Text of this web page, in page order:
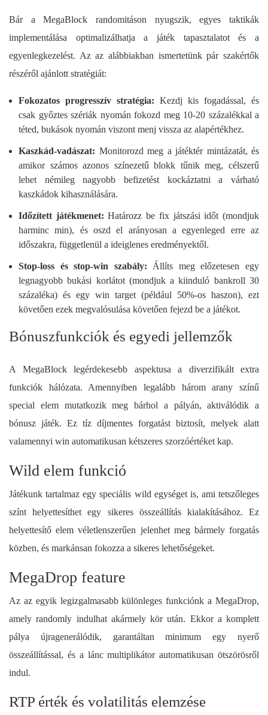
Bár a MegaBlock randomitáson nyugszik, egyes taktikák
implementálása optimalizálhatja a játék tapasztalatot és a
egyenlegkezelést. Az az alábbiakban ismertetünk pár szakértők
részéről ajánlott stratégiát:
Fokozatos progresszív stratégia: Kezdj kis fogadással, és
csak győztes szériák nyomán fokozd meg 10-20 százalékkal a
téted, bukások nyomán viszont menj vissza az alapértékhez.
Kaszkád-vadászat: Monitorozd meg a játéktér mintázatát, és
amikor számos azonos színezetű blokk tűnik meg, célszerű
lehet némileg nagyobb befizetést kockáztatni a várható
kaszkádok kihasználására.
Időzített játékmenet: Határozz be fix játszási időt (mondjuk
harminc min), és oszd el arányosan a egyenleged erre az
időszakra, függetlenül a ideiglenes eredményektől.
Stop-loss és stop-win szabály: Állíts meg előzetesen egy
legnagyobb bukási korlátot (mondjuk a kiinduló bankroll 30
százaléka) és egy win target (például 50%-os haszon), ezt
követően ezek megvalósulása követően fejezd be a játékot.
Bónuszfunkciók és egyedi jellemzők
A MegaBlock legérdekesebb aspektusa a diverzifikált extra
funkciók hálózata. Amennyiben legalább három arany színű
special elem mutatkozik meg bárhol a pályán, aktiválódik a
bónusz játék. Ez tíz díjmentes forgatást biztosít, melyek alatt
valamennyi win automatikusan kétszeres szorzóértéket kap.
Wild elem funkció
Játékunk tartalmaz egy speciális wild egységet is, ami tetszőleges
színt helyettesíthet egy sikeres összeállítás kialakításához. Ez
helyettesítő elem véletlenszerűen jelenhet meg bármely forgatás
közben, és markánsan fokozza a sikeres lehetőségeket.
MegaDrop feature
Az az egyik legizgalmasabb különleges funkciónk a MegaDrop,
amely randomly indulhat akármely kör után. Ekkor a komplett
pálya újragenerálódik, garantáltan minimum egy nyerő
összeállítással, és a lánc multiplikátor automatikusan ötszörösről
indul.
RTP érték és volatilitás elemzése